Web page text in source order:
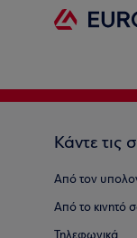
Κάντε τις
Από τον
Από το κινητό